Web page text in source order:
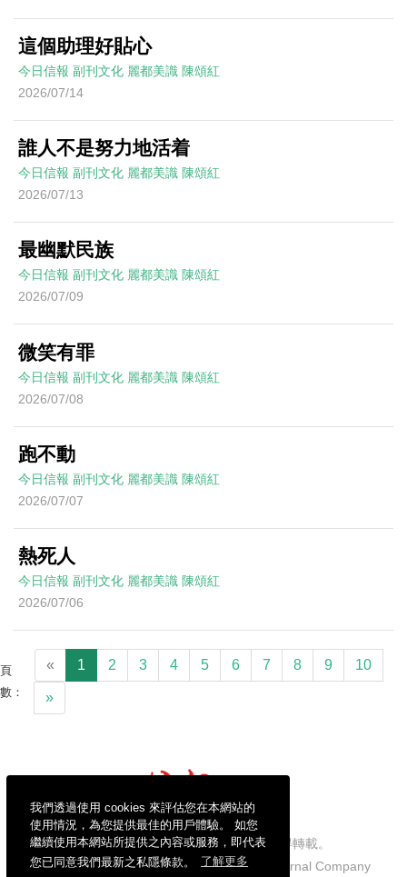
我們透過使用 cookies 來評估您在本網站的
使用情況，為您提供最佳的用戶體驗。 如您
繼續使用本網站所提供之內容或服務，即代表
您已同意我們最新之私隱條款。
了解更多
這個助理好貼心
今日信報 副刊文化 麗都美識 陳頌紅
2026/07/14
誰人不是努力地活着
今日信報 副刊文化 麗都美識 陳頌紅
2026/07/13
最幽默民族
今日信報 副刊文化 麗都美識 陳頌紅
2026/07/09
微笑有罪
今日信報 副刊文化 麗都美識 陳頌紅
2026/07/08
跑不動
今日信報 副刊文化 麗都美識 陳頌紅
2026/07/07
熱死人
今日信報 副刊文化 麗都美識 陳頌紅
2026/07/06
頁
數：
« 1 2 3 4 5 6 7 8 9 10
»
信報財經新聞有限公司版權所有，不得轉載。
Copyright © 2026 Hong Kong Economic Journal Company